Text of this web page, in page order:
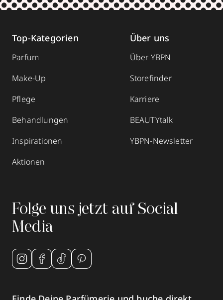
Top-Kategorien
Parfum
Make-Up
Pflege
Behandlungen
Inspirationen
Aktionen
Über uns
Über YBPN
Storefinder
Karriere
BEAUTYtalk
YBPN-Newsletter
Folge uns jetzt auf Social
Media